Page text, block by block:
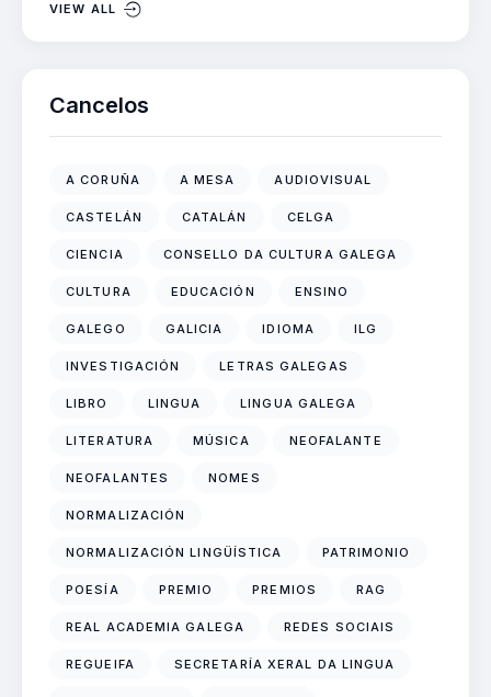
VIEW ALL
Cancelos
A CORUÑA A MESA AUDIOVISUAL
CASTELÁN CATALÁN CELGA
CIENCIA CONSELLO DA CULTURA GALEGA
CULTURA EDUCACIÓN ENSINO
GALEGO GALICIA IDIOMA ILG
INVESTIGACIÓN LETRAS GALEGAS
LIBRO LINGUA LINGUA GALEGA
LITERATURA MÚSICA NEOFALANTE
NEOFALANTES NOMES
NORMALIZACIÓN
NORMALIZACIÓN LINGÜÍSTICA PATRIMONIO
POESÍA PREMIO PREMIOS RAG
REAL ACADEMIA GALEGA REDES SOCIAIS
REGUEIFA SECRETARÍA XERAL DA LINGUA